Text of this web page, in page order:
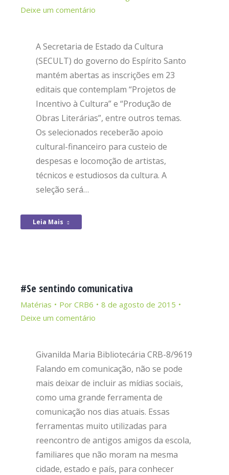
Deixe um comentário
A Secretaria de Estado da Cultura
(SECULT) do governo do Espírito Santo
mantém abertas as inscrições em 23
editais que contemplam “Projetos de
Incentivo à Cultura” e “Produção de
Obras Literárias”, entre outros temas.
Os selecionados receberão apoio
cultural-financeiro para custeio de
despesas e locomoção de artistas,
técnicos e estudiosos da cultura. A
seleção será…
Leia Mais
#Se sentindo comunicativa
Matérias Por CRB6
8 de agosto de 2015
Deixe um comentário
Givanilda Maria Bibliotecária CRB-8/9619
Falando em comunicação, não se pode
mais deixar de incluir as mídias sociais,
como uma grande ferramenta de
comunicação nos dias atuais. Essas
ferramentas muito utilizadas para
reencontro de antigos amigos da escola,
familiares que não moram na mesma
cidade, estado e país, para conhecer